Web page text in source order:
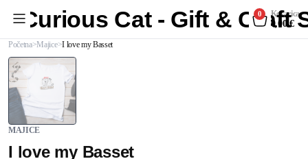
Curious Cat - Gift & Craft
0 Košarica
0,00€
Početna Majice I love my Basset
MAJICE
I love my Basset